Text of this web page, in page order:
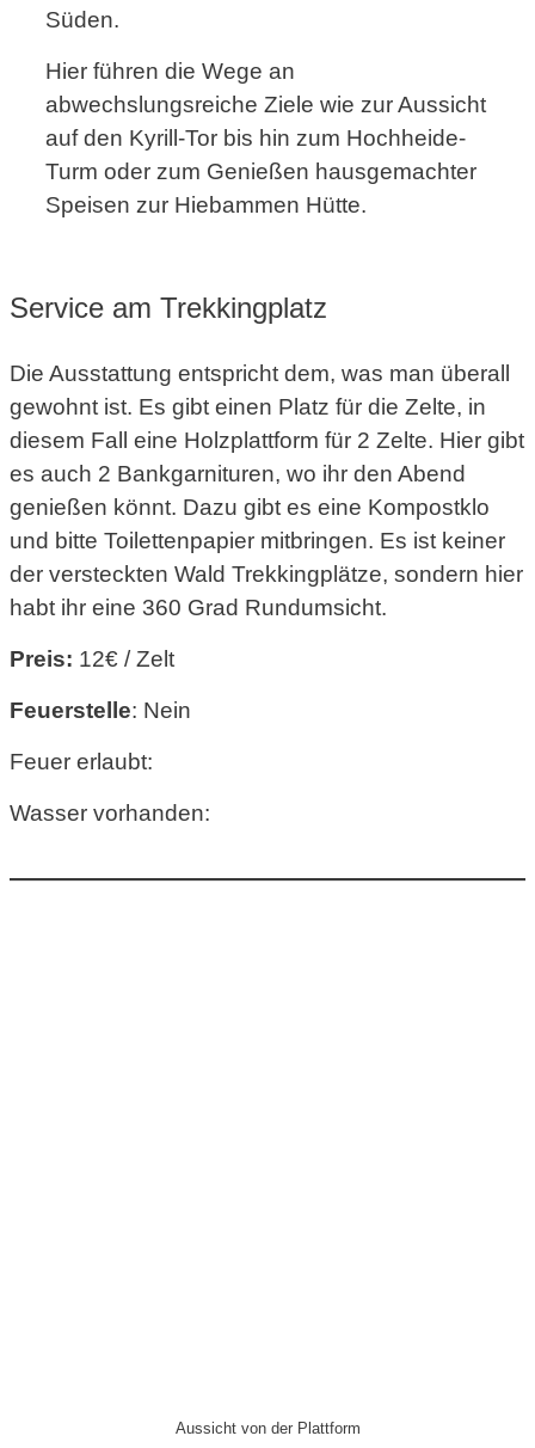
Süden.
Hier führen die Wege an
abwechslungsreiche Ziele wie zur Aussicht
auf den Kyrill-Tor bis hin zum Hochheide-
Turm oder zum Genießen hausgemachter
Speisen zur Hiebammen Hütte.
Service am Trekkingplatz
Die Ausstattung entspricht dem, was man überall
gewohnt ist. Es gibt einen Platz für die Zelte, in
diesem Fall eine Holzplattform für 2 Zelte. Hier gibt
es auch 2 Bankgarnituren, wo ihr den Abend
genießen könnt. Dazu gibt es eine Kompostklo
und bitte Toilettenpapier mitbringen. Es ist keiner
der versteckten Wald Trekkingplätze, sondern hier
habt ihr eine 360 Grad Rundumsicht.
Preis: 12€ / Zelt
Feuerstelle: Nein
Feuer erlaubt:
Wasser vorhanden:
Aussicht von der Plattform